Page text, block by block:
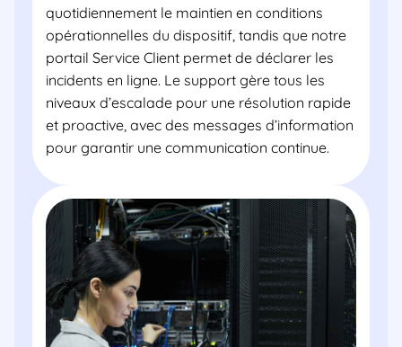
quotidiennement le maintien en conditions
opérationnelles du dispositif, tandis que notre
portail Service Client permet de déclarer les
incidents en ligne. Le support gère tous les
niveaux d’escalade pour une résolution rapide
et proactive, avec des messages d’information
pour garantir une communication continue.